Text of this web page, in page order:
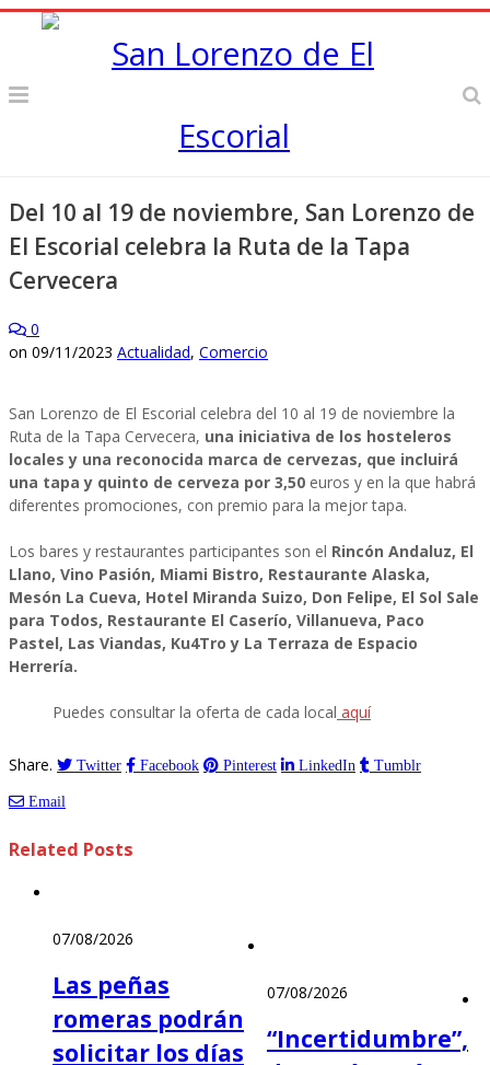
Del 10 al 19 de noviembre, San Lorenzo de
El Escorial celebra la Ruta de la Tapa
Cervecera
0
on 09/11/2023 Actualidad, Comercio
San Lorenzo de El Escorial celebra del 10 al 19 de noviembre la
Ruta de la Tapa Cervecera, una iniciativa de los hosteleros
locales y una reconocida marca de cervezas, que incluirá
una tapa y quinto de cerveza por 3,50 euros y en la que habrá
diferentes promociones, con premio para la mejor tapa.
Los bares y restaurantes participantes son el Rincón Andaluz, El
Llano, Vino Pasión, Miami Bistro, Restaurante Alaska,
Mesón La Cueva, Hotel Miranda Suizo, Don Felipe, El Sol Sale
para Todos, Restaurante El Caserío, Villanueva, Paco
Pastel, Las Viandas, Ku4Tro y La Terraza de Espacio
Herrería.
Puedes consultar la oferta de cada local aquí
Share. Twitter Facebook Pinterest LinkedIn Tumblr
Email
Related Posts
07/08/2026
Las peñas
romeras podrán
solicitar los días
07/08/2026
“Incertidumbre”,